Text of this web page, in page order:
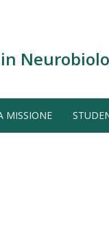
MISSIONE